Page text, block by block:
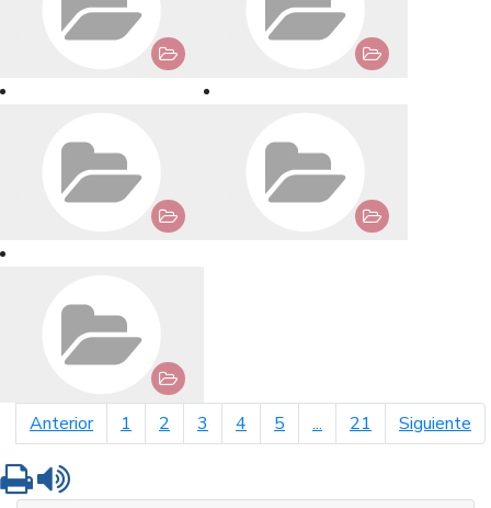
Anteriorpágina anterior
1 2 3 4 5 ... 21 Siguiente
Imprimir